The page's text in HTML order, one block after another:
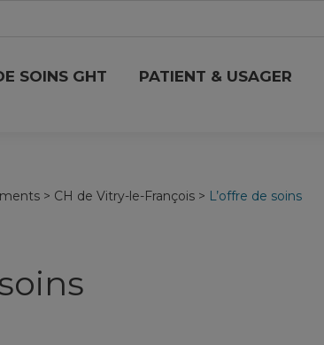
SOINS GHT PATIENT & USAGER
> CH de Vitry-le-François > L’offre de soins